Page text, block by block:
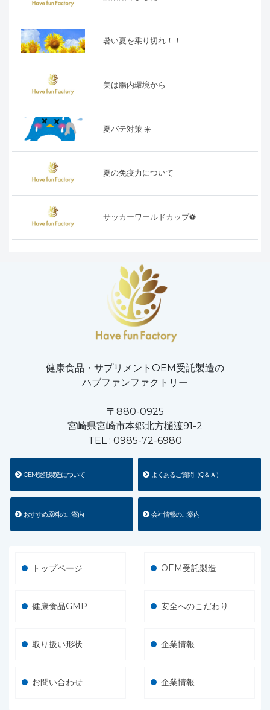
暑い夏を乗り切れ！！
美は腸内環境から
夏バテ対策 ☀️
夏の免疫力について
サッカーワールドカップ⚽️
健康食品・サプリメントOEM受託製造の
ハブファンファクトリー
〒880-0925
宮崎県宮崎市本郷北方樋渡91-2
TEL : 0985-72-6980
OEM受託製造について よくあるご質問（Q＆Ａ）
おすすめ原料のご案内 会社情報のご案内
トップページ OEM受託製造
健康食品GMP 安全へのこだわり
取り扱い形状 企業情報
お問い合わせ 企業情報